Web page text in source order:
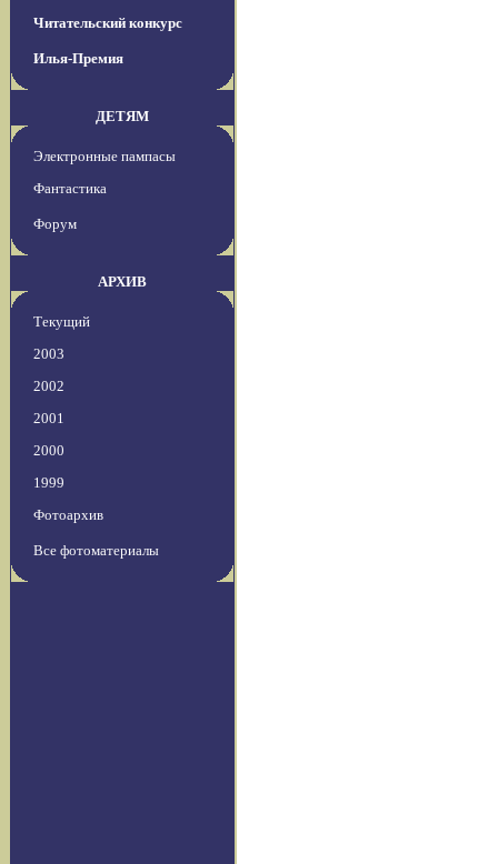
Читательский конкурс
Илья-Премия
ДЕТЯМ
Электронные пампасы
Фантастика
Форум
АРХИВ
Текущий
2003
2002
2001
2000
1999
Фотоархив
Все фотоматериалы